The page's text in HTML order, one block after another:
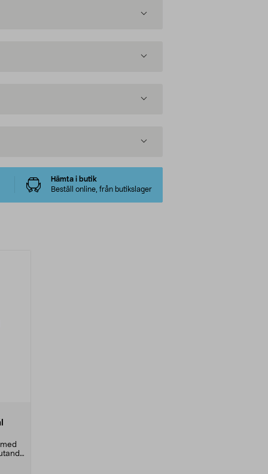
Hämta i butik
Beställ online, från butikslager